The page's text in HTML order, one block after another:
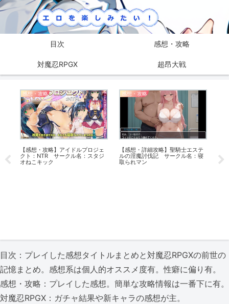
目次 感想・攻略
対魔忍RPGX 超昂大戦
感想・攻略
【感想・攻略】アイドルプロジェ
クト：NTR サークル名：スタジ
オねこキック
感想・攻略
【感想・詳細攻略】聖騎士エステ
ルの淫魔討伐記 サークル名：寝
取られマン
333
目次：プレイした感想タイトルまとめと対魔忍RPGXの前世の
記憶まとめ。感想系は個人的オススメ度有。性癖に偏り有。
感想・攻略：プレイした感想。簡単な攻略情報は一番下に有。
対魔忍RPGX：ガチャ結果や新キャラの感想が主。